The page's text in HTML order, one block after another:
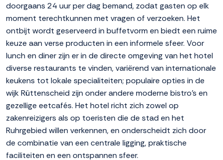
doorgaans 24 uur per dag bemand, zodat gasten op elk
moment terechtkunnen met vragen of verzoeken. Het
ontbijt wordt geserveerd in buffetvorm en biedt een ruime
keuze aan verse producten in een informele sfeer. Voor
lunch en diner zijn er in de directe omgeving van het hotel
diverse restaurants te vinden, variërend van internationale
keukens tot lokale specialiteiten; populaire opties in de
wijk Rüttenscheid zijn onder andere moderne bistro's en
gezellige eetcafés. Het hotel richt zich zowel op
zakenreizigers als op toeristen die de stad en het
Ruhrgebied willen verkennen, en onderscheidt zich door
de combinatie van een centrale ligging, praktische
faciliteiten en een ontspannen sfeer.